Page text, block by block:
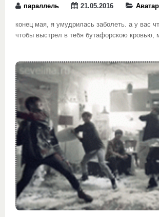
параллель 21.05.2016
конец мая, я умудрилась заболеть. а у
чтобы выстрел в тебя бутафорскою кровью,